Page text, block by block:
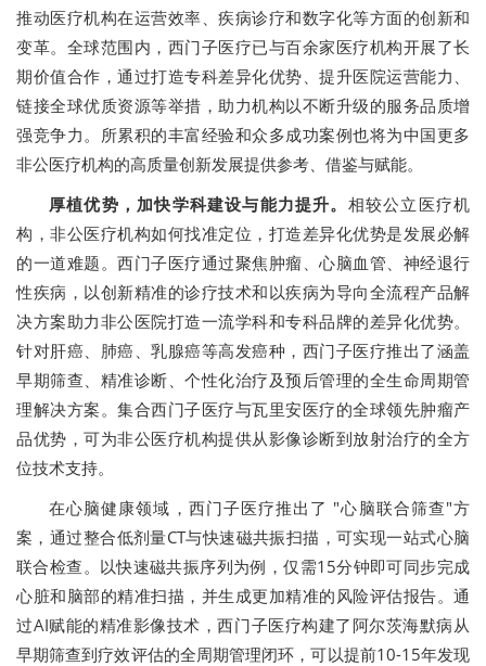
推动医疗机构在运营效率、疾病诊疗和数字化等方面的创新和
变革。全球范围内，西门子医疗已与百余家医疗机构开展了长
期价值合作，通过打造专科差异化优势、提升医院运营能力、
链接全球优质资源等举措，助力机构以不断升级的服务品质增
强竞争力。所累积的丰富经验和众多成功案例也将为中国更多
非公医疗机构的高质量创新发展提供参考、借鉴与赋能。
厚植优势，加快学科建设与能力提升。 相较公立医疗机
构，非公医疗机构如何找准定位，打造差异化优势是发展必解
的一道难题。西门子医疗通过聚焦肿瘤、心脑血管、神经退行
性疾病，以创新精准的诊疗技术和以疾病为导向全流程产品解
决方案助力非公医院打造一流学科和专科品牌的差异化优势。
针对肝癌、肺癌、乳腺癌等高发癌种，西门子医疗推出了涵盖
早期筛查、精准诊断、个性化治疗及预后管理的全生命周期管
理解决方案。集合西门子医疗与瓦里安医疗的全球领先肿瘤产
品优势，可为非公医疗机构提供从影像诊断到放射治疗的全方
位技术支持。
在心脑健康领域，西门子医疗推出了 "心脑联合筛查"方
案，通过整合低剂量CT与快速磁共振扫描，可实现一站式心脑
联合检查。以快速磁共振序列为例，仅需15分钟即可同步完成
心脏和脑部的精准扫描，并生成更加精准的风险评估报告。通
过AI赋能的精准影像技术，西门子医疗构建了阿尔茨海默病从
早期筛查到疗效评估的全周期管理闭环，可以提前10-15年发现